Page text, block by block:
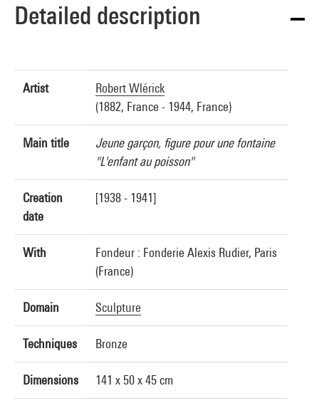
Detailed description
Artist
Robert Wlérick
(1882, France - 1944, France)
Main title
Jeune garçon, figure pour une fontaine
"L'enfant au poisson"
Creation
date
[1938 - 1941]
With
Fondeur : Fonderie Alexis Rudier, Paris
(France)
Domain Sculpture
Techniques Bronze
Dimensions 141 x 50 x 45 cm